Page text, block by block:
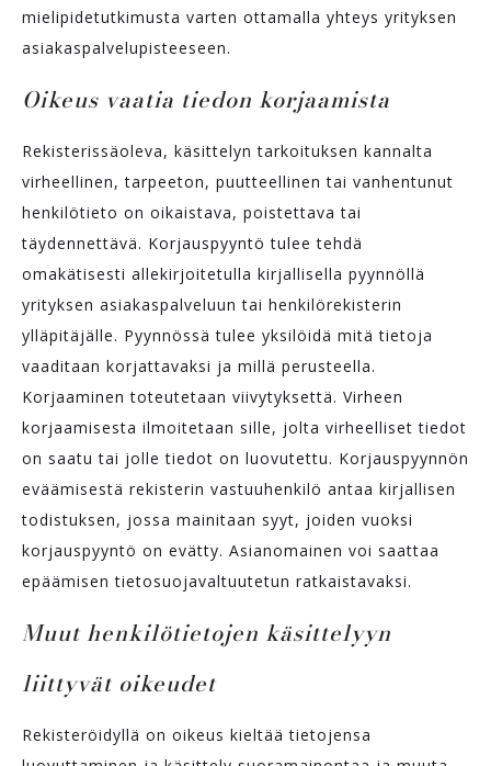
mielipidetutkimusta varten ottamalla yhteys yrityksen
asiakaspalvelupisteeseen.
Oikeus vaatia tiedon korjaamista
Rekisterissäoleva, käsittelyn tarkoituksen kannalta
virheellinen, tarpeeton, puutteellinen tai vanhentunut
henkilötieto on oikaistava, poistettava tai
täydennettävä. Korjauspyyntö tulee tehdä
omakätisesti allekirjoitetulla kirjallisella pyynnöllä
yrityksen asiakaspalveluun tai henkilörekisterin
ylläpitäjälle. Pyynnössä tulee yksilöidä mitä tietoja
vaaditaan korjattavaksi ja millä perusteella.
Korjaaminen toteutetaan viivytyksettä. Virheen
korjaamisesta ilmoitetaan sille, jolta virheelliset tiedot
on saatu tai jolle tiedot on luovutettu. Korjauspyynnön
eväämisestä rekisterin vastuuhenkilö antaa kirjallisen
todistuksen, jossa mainitaan syyt, joiden vuoksi
korjauspyyntö on evätty. Asianomainen voi saattaa
epäämisen tietosuojavaltuutetun ratkaistavaksi.
Muut henkilötietojen käsittelyyn
liittyvät oikeudet
Rekisteröidyllä on oikeus kieltää tietojensa